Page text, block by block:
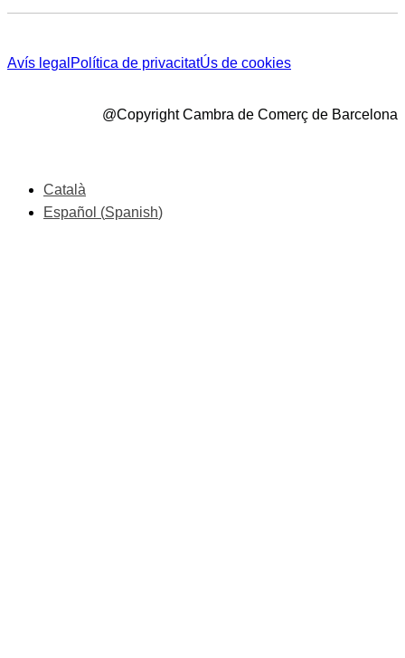
Avís legal Política de privacitatÚs de cookies
@Copyright Cambra de Comerç de Barcelona
Català
Español (Spanish)